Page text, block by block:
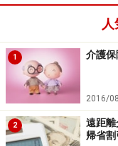
まず、賃金です
9920円、非常勤労
6934円。利用者の
め、稼働時間がそ
とも、正社員です
さらに問題になる
ないで、賃金を支
1 介護
2016/
2
遠距
帰省